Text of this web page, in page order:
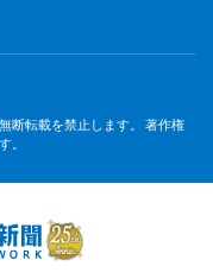
断転載を禁止します。 著作権
。